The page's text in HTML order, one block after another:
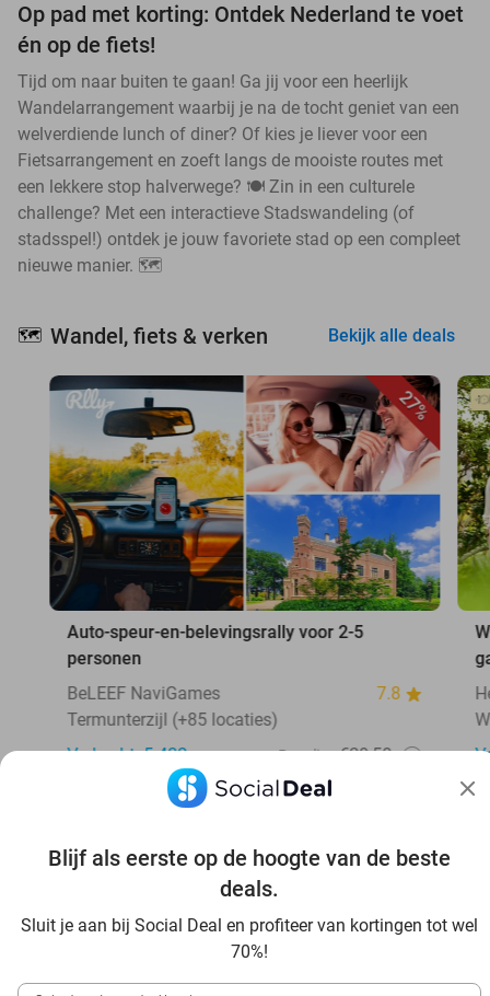
Blijf als eerste op de hoogte van de beste
deals.
Sluit je aan bij Social Deal en profiteer van kortingen tot wel
70%!
Op pad met korting: Ontdek Nederland te voet
én op de fiets!
Tijd om naar buiten te gaan! Ga jij voor een heerlijk
Wandelarrangement waarbij je na de tocht geniet van een
welverdiende lunch of diner? Of kies je liever voor een
Fietsarrangement en zoeft langs de mooiste routes met
een lekkere stop halverwege? 🍽️ Zin in een culturele
challenge? Met een interactieve Stadswandeling (of
stadsspel!) ontdek je jouw favoriete stad op een compleet
nieuwe manier. 🗺️
🗺️ Wandel, fiets & verken Bekijk alle deals
27%
Auto-speur-en-belevingsrally voor 2-5
personen
BeLEEF NaviGames
7.8
Termunterzijl (+85 locaties)
Verkocht: 5.432
Regulier €29,50
Ontdek nog veel meer deals bij jou in de buurt met Social
Deal, van een kappersbehandeling tot aan een poetsbeurt
voor je auto. Met het ruime aanbod van Social Deal is er
altijd een deal in de buurt die bij je past. 💙